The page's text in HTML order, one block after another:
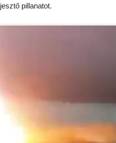
pillanatot.